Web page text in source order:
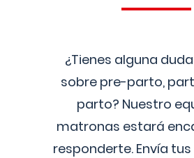
¿Tienes alguna
sobre pre-parto,
parto? Nuestro
matronas estará
responderte. Envía